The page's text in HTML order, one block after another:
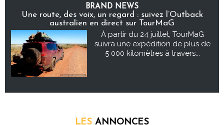
BRAND NEWS
Une route, des voix, un regard : suivez l’Outback
australien en direct sur TourMaG
À partir du 24 juillet, TourMaG
suivra une expédition de plus de
5 000 kilomètres à travers...
LES ANNONCES